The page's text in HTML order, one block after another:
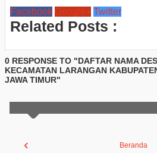
Facebook Google+ Twitter
Related Posts :
0 RESPONSE TO "DAFTAR NAMA
KECAMATAN LARANGAN
JAWA TIMUR"
‹ Beranda